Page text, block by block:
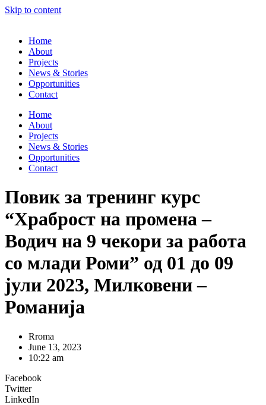
Skip to content
Home
About
Projects
News & Stories
Opportunities
Contact
Home
About
Projects
News & Stories
Opportunities
Contact
Повик за тренинг курс
“Храброст на промена –
Водич на 9 чекори за работа
со млади Роми” од 01 до 09
јули 2023, Милковени –
Романија
Rroma
June 13, 2023
10:22 am
Facebook
Twitter
LinkedIn